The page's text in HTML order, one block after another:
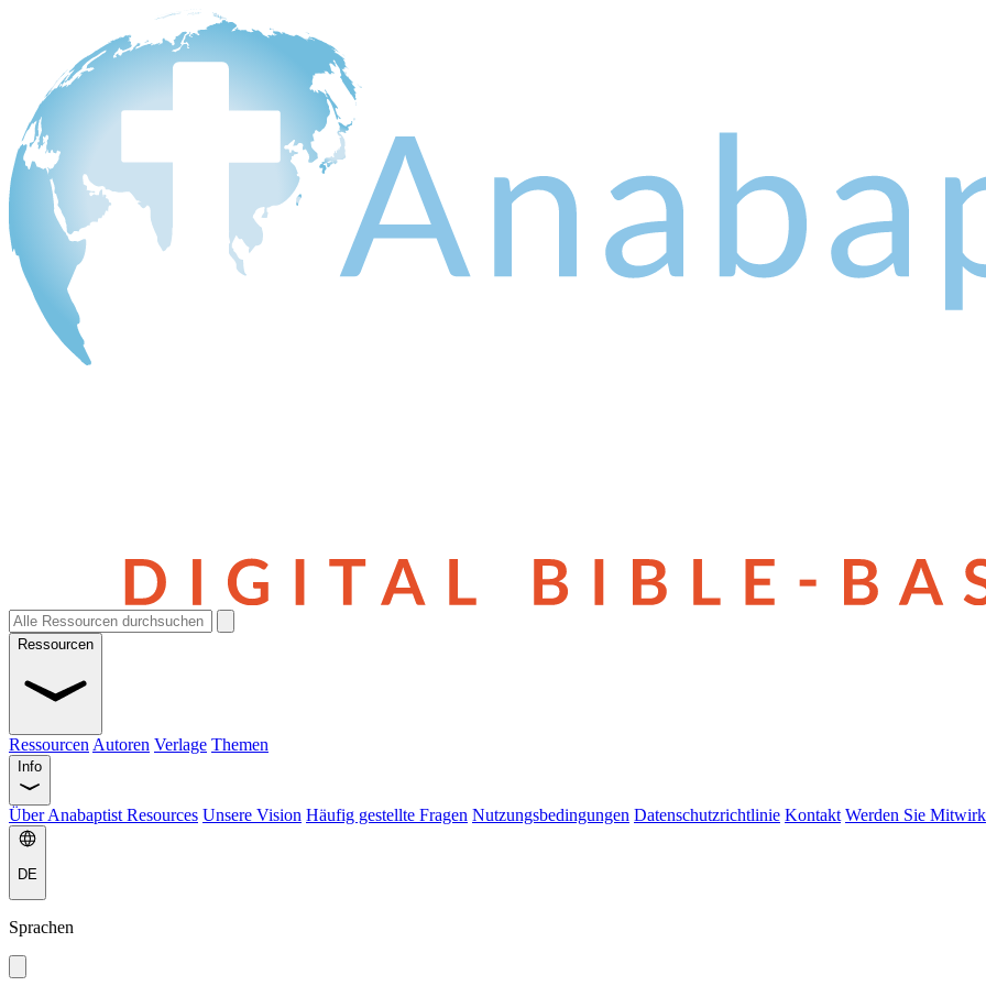
Ressourcen
Ressourcen Autoren Verlage Themen
Info
Über Anabaptist Resources Unsere Vision Häufig gestellte Fragen Nutzungsbedingungen Datenschutzrichtlinie Kontakt Werden Sie
DE
Sprachen